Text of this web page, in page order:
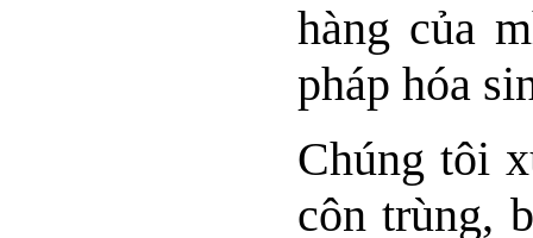
hàng của
pháp hóa
Chúng tôi
côn trùng,